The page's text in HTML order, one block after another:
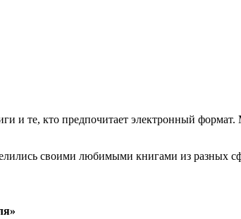
и те, кто предпочитает электронный
своими любимыми книгами из разных